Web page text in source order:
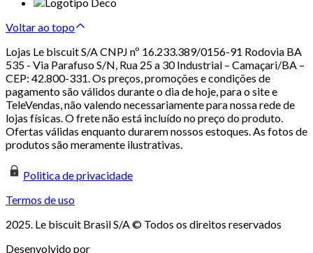
Voltar ao topo
Lojas Le biscuit S/A CNPJ nº 16.233.389/0156-91 Rodovia BA
535 - Via Parafuso S/N, Rua 25 a 30 Industrial – Camaçari/BA –
CEP: 42.800-331. Os preços, promoções e condições de
pagamento são válidos durante o dia de hoje, para o site e
TeleVendas, não valendo necessariamente para nossa rede de
lojas físicas. O frete não está incluído no preço do produto.
Ofertas válidas enquanto durarem nossos estoques. As fotos de
produtos são meramente ilustrativas.
Politica de privacidade
Termos de uso
2025. Le biscuit Brasil S/A © Todos os direitos reservados
Desenvolvido por